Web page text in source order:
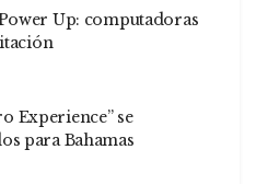
Up: computadoras
Experience” se
para Bahamas